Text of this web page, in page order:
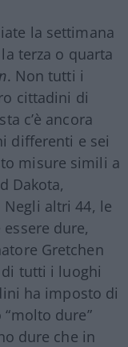
la settimana
terza o quarta
. Non tutti i
cittadini di
c’è ancora
differenti e sei
misure simili a
Dakota,
Negli altri 44, le
dure,
Gretchen
tutti i luoghi
ha imposto di
dure”
dure che in